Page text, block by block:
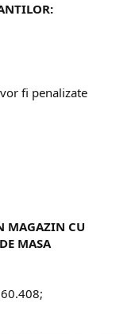
fi penalizate
MAGAZIN CU
MASA